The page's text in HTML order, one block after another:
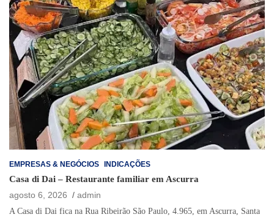
EMPRESAS & NEGÓCIOS INDICAÇÕES
Casa di Dai – Restaurante familiar em Ascurra
agosto 6, 2026
admin
A Casa di Dai fica na Rua Ribeirão São Paulo, 4.965, em Ascurra, Santa